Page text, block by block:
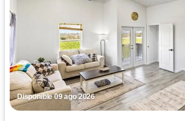
Disponible 09 ago 2026